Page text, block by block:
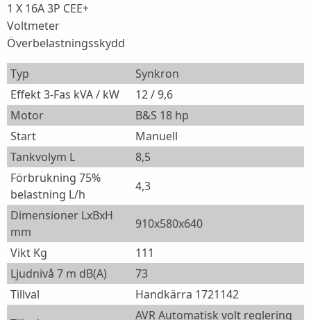
1 X 16A 3P CEE+
Voltmeter
Överbelastningsskydd
Typ
Synkron
Effekt 3-Fas kVA / kW
12 / 9,6
Motor
B&S 18 hp
Start
Manuell
Tankvolym L
8,5
Förbrukning 75%
belastning L/h
4,3
Dimensioner LxBxH
mm
910x580x640
Vikt Kg
111
Ljudnivå 7 m dB(A)
73
Tillval
Handkärra 1721142
AVR Automatisk volt reglering